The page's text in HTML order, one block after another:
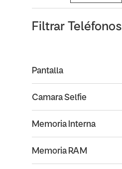
Filtrar Teléfonos
Pantalla
Memoria RAM
Camara Selfie
Memoria Interna